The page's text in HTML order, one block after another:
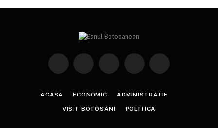
Facebook Instagram YouTube TikTok
ACASA ECONOMIC ADMINISTRATIE
VISIT BOTOSANI POLITICA